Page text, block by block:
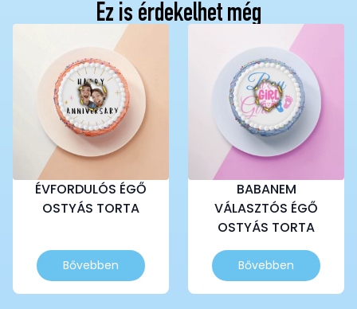
Ez is érdekelhet még
ÉVFORDULÓS ÉGŐ
OSTYÁS TORTA
Bővebben
Ennek
a
terméknek
BABANEM
VÁLASZTÓS ÉGŐ
OSTYÁS TORTA
Bővebben
Ennek
a
terméknek